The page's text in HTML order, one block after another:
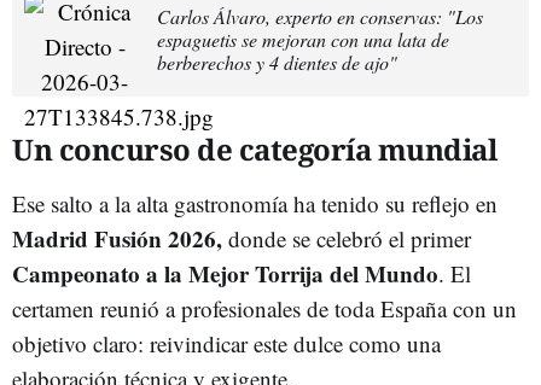
Carlos Álvaro, experto en conservas: "Los
espaguetis se mejoran con una lata de
berberechos y 4 dientes de ajo"
Un concurso de categoría mundial
Ese salto a la alta gastronomía ha tenido su reflejo en
Madrid Fusión 2026, donde se celebró el primer
Campeonato a la Mejor Torrija del Mundo. El
certamen reunió a profesionales de toda España con un
objetivo claro: reivindicar este dulce como una
elaboración técnica y exigente.